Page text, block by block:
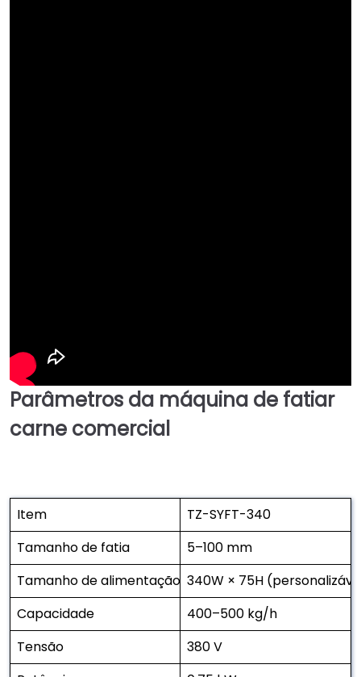
Parâmetros da máquina de fatiar
carne comercial
Item
TZ-SYFT-340
Tamanho de fatia
5–100 mm
Tamanho de alimentação 340W × 75H
Capacidade
400–500 kg/h
Tensão
380 V